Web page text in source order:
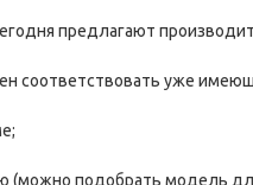
предлагают
соответствовать уже
(можно подобрать модель